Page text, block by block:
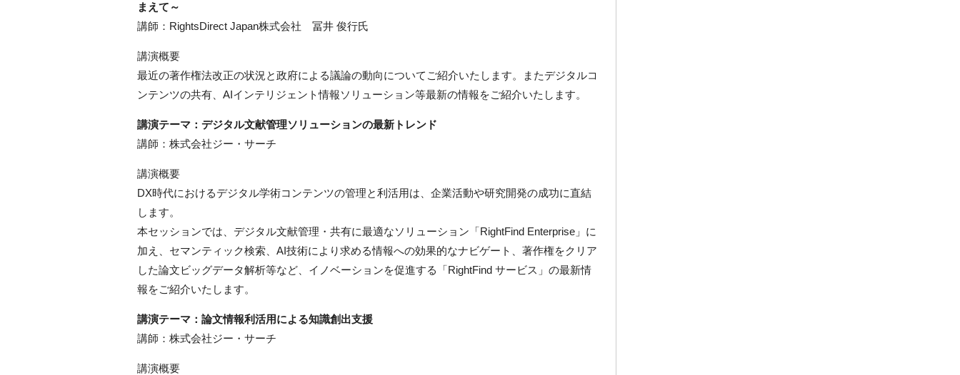
まえて～
講師：RightsDirect Japan株式会社 冨井 俊行氏
講演概要
最近の著作権法改正の状況と政府による議論の動向についてご紹介いたします。またデジタルコ
ンテンツの共有、AIインテリジェント情報ソリューション等最新の情報をご紹介いたします。
講演テーマ：デジタル文献管理ソリューションの最新トレンド
講師：株式会社ジー・サーチ
講演概要
DX時代におけるデジタル学術コンテンツの管理と利活用は、企業活動や研究開発の成功に直結
します。
本セッションでは、デジタル文献管理・共有に最適なソリューション「RightFind Enterprise」に
加え、セマンティック検索、AI技術により求める情報への効果的なナビゲート、著作権をクリア
した論文ビッグデータ解析等など、イノベーションを促進する「RightFind サービス」の最新情
報をご紹介いたします。
講演テーマ：論文情報利活用による知識創出支援
講師：株式会社ジー・サーチ
講演概要